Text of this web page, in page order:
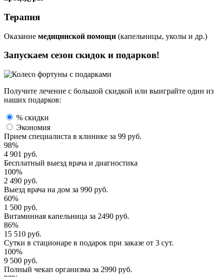
Терапия
Оказание медицинской помощи (капельницы, уколы и др.)
Запускаем сезон скидок и подарков!
Получите лечение с большой скидкой или выиграйте один из
наших подарков:
% скидки
Экономия
Прием специалиста в клинике за 99 руб.
98%
4 901 руб.
Бесплатный выезд врача и диагностика
100%
2 490 руб.
Выезд врача на дом за 990 руб.
60%
1 500 руб.
Витаминная капельница за 2490 руб.
86%
15 510 руб.
Сутки в стационаре в подарок при заказе от 3 сут.
100%
9 500 руб.
Полный чекап организма за 2990 руб.